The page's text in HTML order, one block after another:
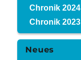
Chronik 2024
Chronik 2023
Neues